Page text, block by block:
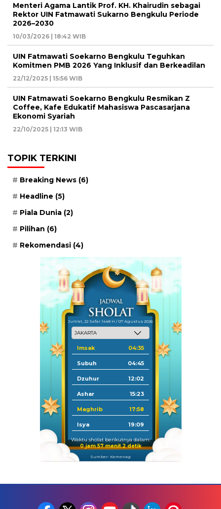
Menteri Agama Lantik Prof. KH. Khairudin sebagai
Rektor UIN Fatmawati Sukarno Bengkulu Periode
2026–2030
10/03/2026 | 18:42 WIB
UIN Fatmawati Soekarno Bengkulu Teguhkan
Komitmen PMB 2026 Yang Inklusif dan Berkeadilan
22/12/2025 | 15:56 WIB
UIN Fatmawati Soekarno Bengkulu Resmikan Z
Coffee, Kafe Edukatif Mahasiswa Pascasarjana
Ekonomi Syariah
22/10/2025 | 12:13 WIB
TOPIK TERKINI
Breaking News (6)
Headline (5)
Piala Dunia (2)
Pilihan (6)
Rekomendasi (4)
Jum'at, 22 Safar 1448 H / 07 Agustus 2026
Imsak 04:35
Subuh 04:45
Dzuhur 12:02
Ashar 15:23
Maghrib 17:58
Isya 19:09
Waktu sholat berikutnya dalam:
0 jam 57 menit 1 detik
Sumber: Kemenag